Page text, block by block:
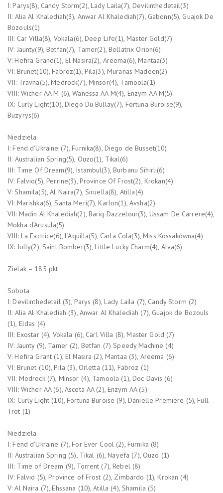
I: Parys(8), Candy Storm(2), Lady Laila(7), Devilinthedetail(3)
II: Alia Al Khalediah(3), Anwar Al Khalediah(7), Gabonn(5), Guajok De
Bozouls(1)
III: Car Villa(8), Vokala(6), Deep Life(1), Master Gold(7)
IV: Jaunty(9), Betfan(7), Tamer(2), Bellatrix Orion(6)
V: Hefira Grand(1), El Nasira(2), Areema(6), Mantaa(3)
VI: Brunet(10), Fabroz(1), Pila(3), Muranas Madeen(2)
VII: Travna(5), Medrock(7), Minsor(4), Tamoola(1)
VIII: Wicher AA M (6), Wanessa AA M(4), Enzym AA M(5)
IX: Curly Light(10), Diego Du Bullay(7), Fortuna Buroise(9),
Buzyrys(6)
Niedziela
I: Fend d’Ukraine (7), Furnika(8), Diego de Busset(10)
II: Australian Spring(5), Ouzo(1), Tikal(6)
III: Time Of Dream(9), Istambul(3), Burbanu Sihirli(6)
IV: Falvio(5), Perrine(3), Province Of Frost(2), Krokan(4)
V: Shamila(5), Al Naira(7), Siruella(8), Atilla(4)
VI: Marishka(6), Santa Meri(7), Karlon(1), Avsha(2)
VII: Madin Al Khalediah(2), Bariq Dazzelour(3), Ussam De Carrere(4),
Mokha d’Arusula(5)
VIII: La Factrice(6), L’Aquilla(5), Carla Cola(3), Miss Kossakówna(4)
IX: Jolly(2), Saint Bomber(3), Little Lucky Charm(4), Alva(6)
Zielak – 185 pkt
Sobota
I: Devilinthedetail (3), Parys (8), Lady Laila (7), Candy Storm (2)
II: Alia Al Khalediah (3), Anwar Al Khalediah (7), Guajok de Bozouls
(1), Eldas (4)
III: Exostar (4), Vokala (6), Carl Villa (8), Master Gold (7)
IV: Jaunty (9), Tamer (2), Betfan (7) Speedy Machine (4)
V: Hefira Grant (1), El Nasira (2), Mantaa (3), Areema (6)
VI: Brunet (10), Pila (3), Orletta (11), Fabroz (1)
VII: Medrock (7), Minsor (4), Tamoola (1), Doc Davis (6)
VIII: Wicher AA (6), Asceta AA (2), Enzym AA (5)
IX: Curly Light (10), Fortuna Buroise (9), Danielle Premiere (5), Full
Trot (1)
Niedziela
I: Fend d’Ukraine (7), For Ever Cool (2), Furnika (8)
II: Australian Spring (5), Tikal (6), Nayefa (7), Ouzo (1)
III: Time of Dream (9), Torrent (7), Rebel (8)
IV: Falvio (5), Province of Frost (2), Zimbardo (1), Krokan (4)
V: Al Naira (7), Ehssana (10), Atilla (4), Shamila (5)